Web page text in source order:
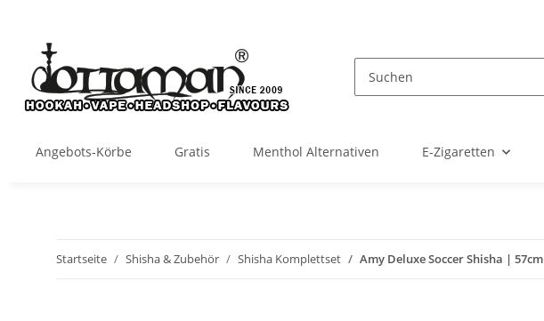
Angebots-Körbe Gratis Menthol Alternativen E-Zigaretten
Startseite Shisha & Zubehör Shisha Komplettset Amy Deluxe Soccer Shisha | 57cm